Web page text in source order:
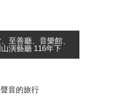
至善廳、音樂館、
演藝廳 116年下
，線上受理各演藝
月至12月 至德堂、